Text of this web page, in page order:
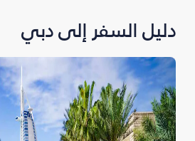
دليل السفر إلى دبي